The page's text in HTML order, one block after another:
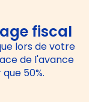
fiscal
lors de votre
de l'avance
50%.